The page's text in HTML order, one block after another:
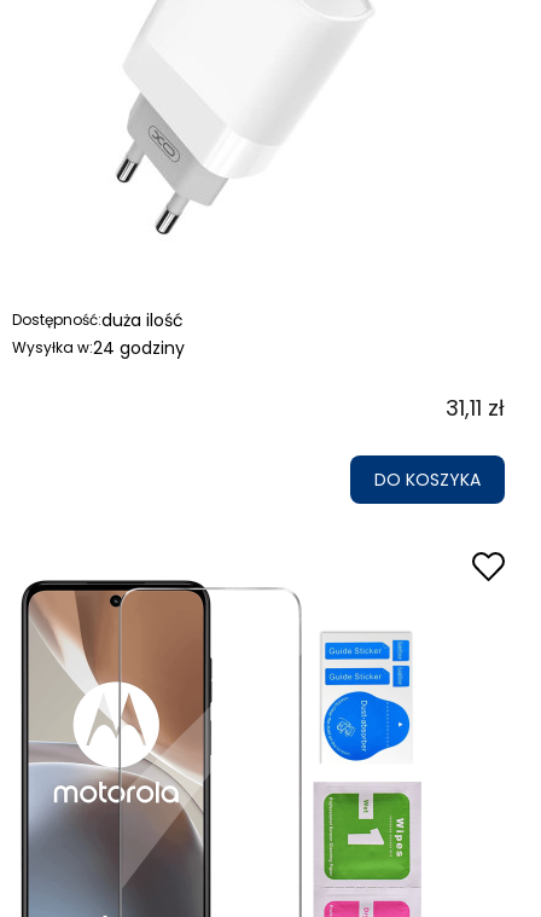
Dostępność:duża ilość
Wysyłka w:24 godziny
31,11 zł
DO KOSZYKA